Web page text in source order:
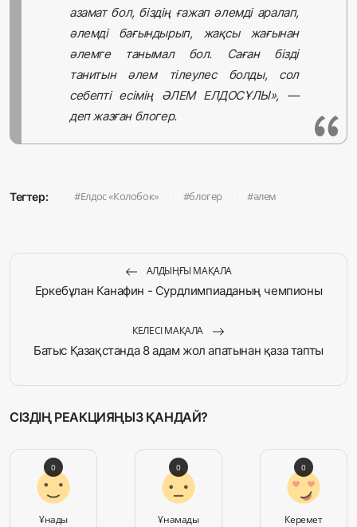
азамат бол, біздің ғажап әлемді аралап,
әлемді бағындырып, жақсы жағынан
әлемге танымал бол. Саған бізді
танитын әлем тілеулес болды, сол
себепті есімің ӘЛЕМ ЕЛДОСҰЛЫ», —
деп жазған блогер.
Тегтер: Елдос «Колобок» блогер әлем
АЛДЫҢҒЫ МАҚАЛА
Еркебұлан Канафин - Сурдлимпиаданың чемпионы
КЕЛЕСІ МАҚАЛА
Батыс Қазақстанда 8 адам жол апатынан қаза тапты
СІЗДІҢ РЕАКЦИЯҢЫЗ ҚАНДАЙ?
Ұнады
0
Ұнамады
0
Керемет
0